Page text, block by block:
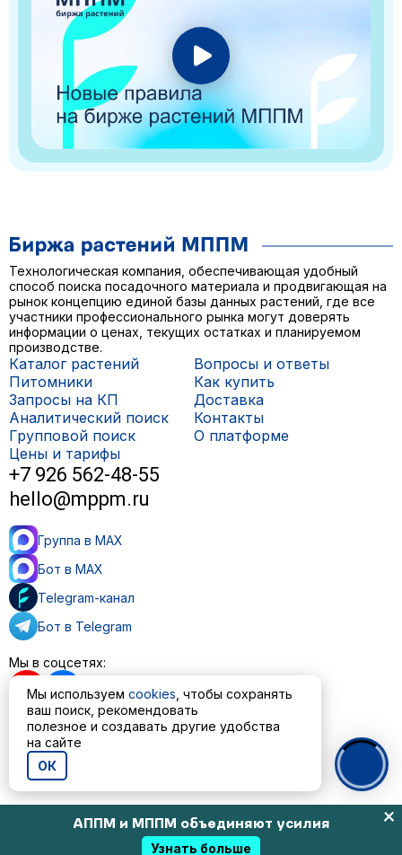
АППМ и МППМ объединяют усилия
Узнать больше
Технологическая компания, обеспечивающая удобный
способ поиска посадочного материала и продвигающая на
рынок концепцию единой базы данных растений, где все
участники профессионального рынка могут доверять
информации о ценах, текущих остатках и планируемом
производстве.
Каталог растений
Питомники
Запросы на КП
Аналитический поиск
Групповой поиск
Цены и тарифы
Вопросы и ответы
Как купить
Доставка
Контакты
О платформе
+7 926 562-48-55
hello@mppm.ru
Группа в MAX
Бот в MAX
Telegram-канал
Бот в Telegram
Мы в соцсетях:
Пользовательское соглашение
Политика обработки персональных данных
© ООО «МППМ» 2023—2026
Мы используем cookies , чтобы сохранять
ваш поиск, рекомендовать
полезное и создавать другие удобства
на сайте
ОК